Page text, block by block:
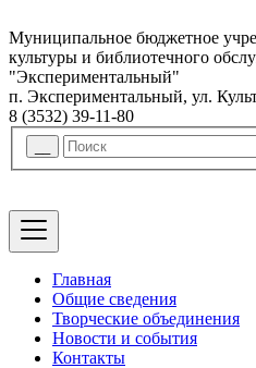
Муниципальное бюджетное
культуры и библиотечного
"Экспериментальный"
п. Экспериментальный, ул.
8 (3532) 39-11-80
Главная
Общие сведения
Творческие объединения
Новости и события
Контакты